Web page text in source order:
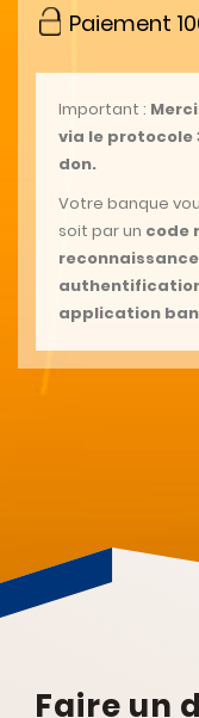
Paiement
Important :
via le protocole
don.
Votre banque
soit par un code
application
Faire un